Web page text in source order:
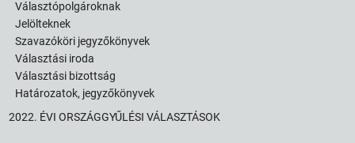
Választópolgároknak
Jelölteknek
Szavazóköri jegyzőkönyvek
Választási iroda
Választási bizottság
Határozatok, jegyzőkönyvek
2022. ÉVI ORSZÁGGYŰLÉSI VÁLASZTÁSOK